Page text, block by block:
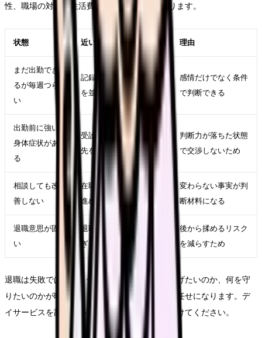
性、職場の対応、生活費、次の選択肢で変わります。
状態 近い対応 理由
まだ出勤でき
るが毎週つら
い
記録、相談、求人比較
を並行する
感情だけでなく条件
で判断できる
出勤前に強い
身体症状があ
る
受診、休養、公的相談
先を優先する
判断力が落ちた状態
で交渉しないため
相談しても改
善しない
在職転職や退職準備を
進める
変わらない事実が判
断材料になる
退職意思が固
い
退職日、有休、引き継
ぎ、書面記録を整える
後から揉めるリスク
を減らすため
退職は失敗ではありません。ただし、何から逃げたいのか、何を守
りたいのかが曖昧なままだと、次の選択肢が運任せになります。デ
イサービスを辞めたい時こそ、原因と条件を分けてください。